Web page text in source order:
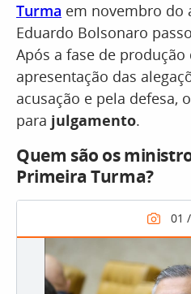
Turma em novembro do
Eduardo Bolsonaro
Após a fase de produção
apresentação das
acusação e pela defesa, o
para julgamento.
Quem são os
Primeira Turma?